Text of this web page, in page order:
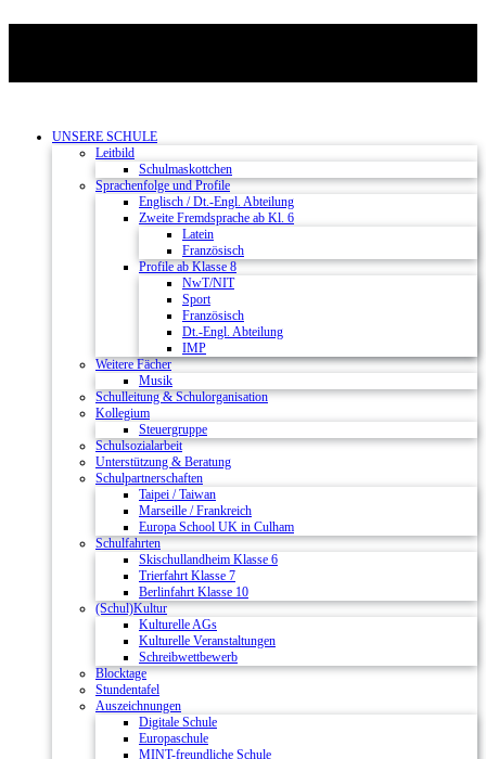
UNSERE SCHULE
Leitbild
Schulmaskottchen
Sprachenfolge und Profile
Englisch / Dt.-Engl. Abteilung
Zweite Fremdsprache ab Kl. 6
Latein
Französisch
Profile ab Klasse 8
NwT/NIT
Sport
Französisch
Dt.-Engl. Abteilung
IMP
Weitere Fächer
Musik
Schulleitung & Schulorganisation
Kollegium
Steuergruppe
Schulsozialarbeit
Unterstützung & Beratung
Schulpartnerschaften
Taipei / Taiwan
Marseille / Frankreich
Europa School UK in Culham
Schulfahrten
Skischullandheim Klasse 6
Trierfahrt Klasse 7
Berlinfahrt Klasse 10
(Schul)Kultur
Kulturelle AGs
Kulturelle Veranstaltungen
Schreibwettbewerb
Blocktage
Stundentafel
Auszeichnungen
Digitale Schule
Europaschule
MINT-freundliche Schule